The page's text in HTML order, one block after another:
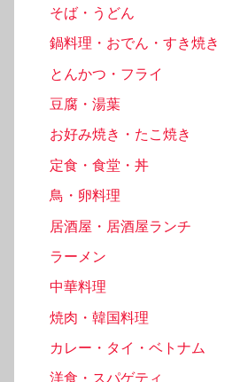
そば・うどん
鍋料理・おでん・すき焼き
とんかつ・フライ
豆腐・湯葉
お好み焼き・たこ焼き
定食・食堂・丼
鳥・卵料理
居酒屋・居酒屋ランチ
ラーメン
中華料理
焼肉・韓国料理
カレー・タイ・ベトナム
洋食・スパゲティ